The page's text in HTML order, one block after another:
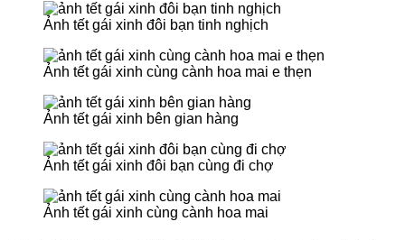
Ảnh tết gái xinh đôi bạn tinh nghịch
Ảnh tết gái xinh cùng cành hoa mai e thẹn
Ảnh tết gái xinh bên gian hàng
Ảnh tết gái xinh đôi bạn cùng đi chợ
Ảnh tết gái xinh cùng cành hoa mai